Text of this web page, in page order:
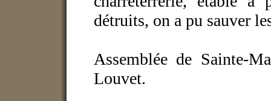
détruits, on a pu sauver
Assemblée de Sainte-
Louvet.